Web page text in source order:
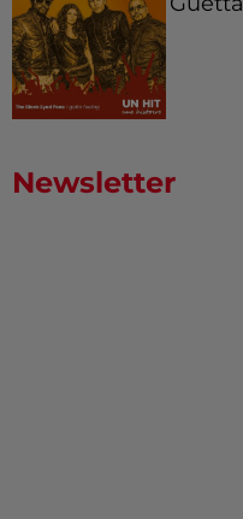
Newsletter